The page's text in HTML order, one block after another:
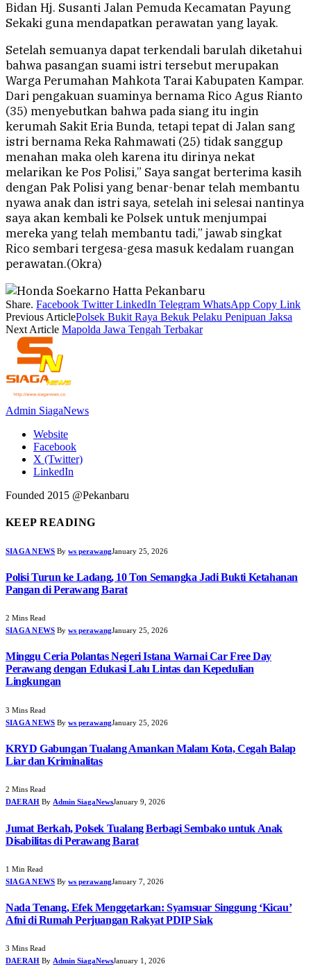
Bidan Hj. Susanti Jalan Pemuda Kecamatan Payung
Sekaki guna mendapatkan perawatan yang layak.
Setelah semuanya dapat terkendali barulah diketahui
bahwa pasangan suami istri tersebut merupakan
Warga Perumahan Mahkota Tarai Kabupaten Kampar.
Dari pengakuan suaminya bernama Rico Agus Rianto
(35) menyebutkan bahwa pada siang itu ingin
kerumah Sakit Eria Bunda, tetapi tepat di Jalan sang
istri bernama Reka Rahmawati (25) tidak sanggup
menahan maka oleh karena itu dirinya nekat
melarikan ke Pos Polisi,” Saya sangat berterima kasih
dengan Pak Polisi yang benar-benar telah membantu
nyawa anak dan istri saya, setelah ini selesai nantinya
saya akan kembali ke Polsek untuk menjumpai
mereka yang telah membantu tadi,” jawab singkat
Rico sembari tergesa-gesa masuk kedalam ruangan
perawatan.(Okra)
Share. Facebook Twitter LinkedIn Telegram WhatsApp Copy Link
Previous ArticlePolsek Bukit Raya Bekuk Pelaku Penipuan Jaksa
Next Article Mapolda Jawa Tengah Terbakar
Admin SiagaNews
Website
Facebook
X (Twitter)
LinkedIn
Founded 2015 @Pekanbaru
KEEP READING
SIAGA NEWS By ws perawangJanuary 25, 2026
Polisi Turun ke Ladang, 10 Ton Semangka Jadi Bukti Ketahanan
Pangan di Perawang Barat
2 Mins Read
SIAGA NEWS By ws perawangJanuary 25, 2026
Minggu Ceria Polantas Negeri Istana Warnai Car Free Day
Perawang dengan Edukasi Lalu Lintas dan Kepedulian
Lingkungan
3 Mins Read
SIAGA NEWS By ws perawangJanuary 25, 2026
KRYD Gabungan Tualang Amankan Malam Kota, Cegah Balap
Liar dan Kriminalitas
2 Mins Read
DAERAH By Admin SiagaNewsJanuary 9, 2026
Jumat Berkah, Polsek Tualang Berbagi Sembako untuk Anak
Disabilitas di Perawang Barat
1 Min Read
SIAGA NEWS By ws perawangJanuary 7, 2026
Nada Tenang, Efek Menggetarkan: Syamsuar Singgung ‘Kicau’
Afni di Rumah Perjuangan Rakyat PDIP Siak
3 Mins Read
DAERAH By Admin SiagaNewsJanuary 1, 2026